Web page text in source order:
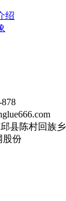
绍
县陈村回族
股份